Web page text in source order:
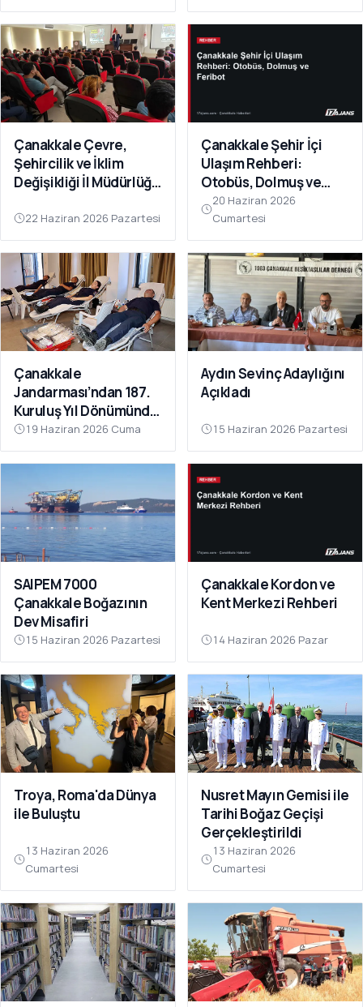
Çanakkale Çevre,
Şehircilik ve İklim
Değişikliği İl Müdürlüğü
Verildi
22 Haziran 2026 Pazartesi
Çanakkale Şehir İçi
Ulaşım Rehberi:
Otobüs, Dolmuş ve
Feribot
20 Haziran 2026
Cumartesi
Çanakkale
Jandarması’ndan 187.
Kuruluş Yıl Dönümünde
Anlamlı Kan Bağışı
19 Haziran 2026 Cuma
Aydın Sevinç Adaylığını
Açıkladı
15 Haziran 2026 Pazartesi
SAIPEM 7000
Çanakkale Boğazının
Dev Misafiri
15 Haziran 2026 Pazartesi
Çanakkale Kordon ve
Kent Merkezi Rehberi
14 Haziran 2026 Pazar
Troya, Roma'da Dünya
ile Buluştu
13 Haziran 2026
Cumartesi
Nusret Mayın Gemisi ile
Tarihi Boğaz Geçişi
Gerçekleştirildi
13 Haziran 2026
Cumartesi